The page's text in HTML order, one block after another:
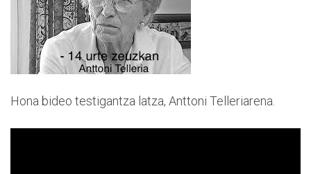
Hona bideo testigantza latza, Anttoni Telleriarena.